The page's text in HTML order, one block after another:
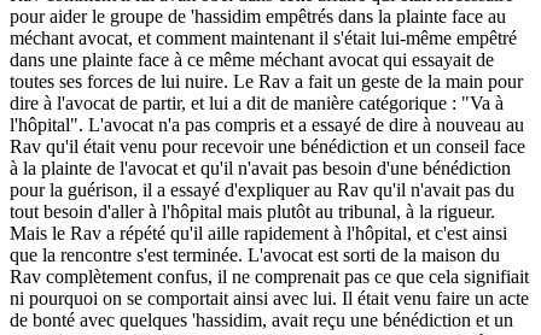
pour aider le groupe de 'hassidim empêtrés dans la plainte face au
méchant avocat, et comment maintenant il s'était lui-même empêtré
dans une plainte face à ce même méchant avocat qui essayait de
toutes ses forces de lui nuire. Le Rav a fait un geste de la main pour
dire à l'avocat de partir, et lui a dit de manière catégorique : "Va à
l'hôpital". L'avocat n'a pas compris et a essayé de dire à nouveau au
Rav qu'il était venu pour recevoir une bénédiction et un conseil face
à la plainte de l'avocat et qu'il n'avait pas besoin d'une bénédiction
pour la guérison, il a essayé d'expliquer au Rav qu'il n'avait pas du
tout besoin d'aller à l'hôpital mais plutôt au tribunal, à la rigueur.
Mais le Rav a répété qu'il aille rapidement à l'hôpital, et c'est ainsi
que la rencontre s'est terminée. L'avocat est sorti de la maison du
Rav complètement confus, il ne comprenait pas ce que cela signifiait
ni pourquoi on se comportait ainsi avec lui. Il était venu faire un acte
de bonté avec quelques 'hassidim, avait reçu une bénédiction et un